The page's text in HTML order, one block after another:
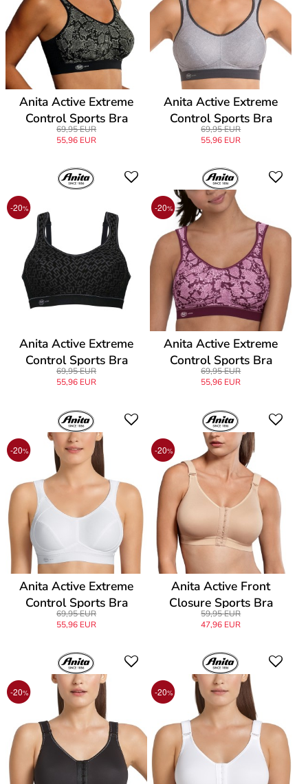
Anita Active Extreme
Control Sports Bra
69,95 EUR
55,96 EUR
Anita Active Extreme
Control Sports Bra
69,95 EUR
55,96 EUR
-20%
Anita Active Extreme
Control Sports Bra
69,95 EUR
55,96 EUR
-20%
Anita Active Extreme
Control Sports Bra
69,95 EUR
55,96 EUR
-20%
Anita Active Extreme
Control Sports Bra
69,95 EUR
55,96 EUR
-20%
Anita Active Front
Closure Sports Bra
59,95 EUR
47,96 EUR
-20% -20%